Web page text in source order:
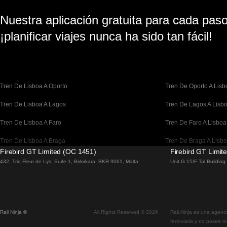
Nuestra aplicación gratuita para cada
¡planificar viajes nunca ha sido tan fácil!
Tren De Lisboa A Oporto Tren De Oporto A
Tren De Lisboa A Lagos Tren De Lagos A
Tren De Lisboa A Faro Tren De Faro A Lisboa
Tren De Lisboa A Braga Tren De Braga A
Tren De Barcelona A Madrid Tren De Madrid A
Tren De Madrid A Sevilla Tren De Sevilla A
Firebird GT Limited (OC 1451)
432, Triq Fleur de Lys, Suite 1, Birkirkara, BKR 9061, Malta
Firebird GT
Unit G 15/F Tal
Rail Ninja ® All Rights Reserved © 2026
Rail.Ninja es una
ferroviaria y no posee